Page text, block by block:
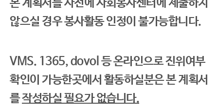
본 계획서를 사전에 사회봉사센터에 제출하지
않으실 경우 봉사활동 인정이 불가능합니다.
VMS. 1365, dovol 등온라인으로 진위여부
확인이 가능한곳에서 활동하실분은 본 계획서
를작성하실 필요가 없습니다.